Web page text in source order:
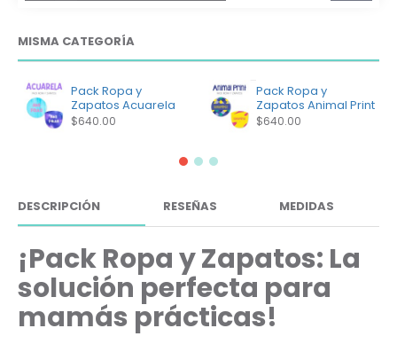
MISMA CATEGORÍA
Pack Ropa y
Zapatos Acuarela
$640.00
Pack Ropa y
Zapatos Animal Print
$640.00
DESCRIPCIÓN RESEÑAS MEDIDAS
¡Pack Ropa y Zapatos: La
solución perfecta para
mamás prácticas!